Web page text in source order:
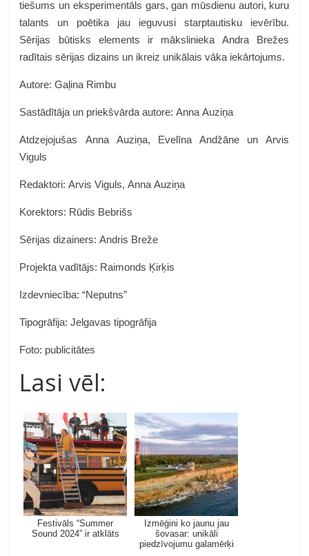
tiešums un eksperimentāls gars, gan mūsdienu autori, kuru
talants un poētika jau ieguvusi starptautisku ievērību.
Sērijas būtisks elements ir mākslinieka Andra Brežes
radītais sērijas dizains un ikreiz unikālais vāka iekārtojums.
Autore: Gaļina Rimbu
Sastādītāja un priekšvārda autore: Anna Auziņa
Atdzejojušas Anna Auziņa, Evelīna Andžāne un Arvis
Viguls
Redaktori: Arvis Viguls, Anna Auziņa
Korektors: Rūdis Bebrišs
Sērijas dizainers: Andris Breže
Projekta vadītājs: Raimonds Ķirķis
Izdevniecība: “Neputns”
Tipogrāfija: Jelgavas tipogrāfija
Foto: publicitātes
Lasi vēl:
Festivāls “Summer
Sound 2024” ir atklāts
Izmēģini ko jaunu jau
šovasar: unikāli
piedzīvojumu galamērķi